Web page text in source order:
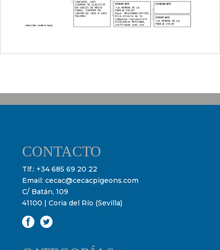
CONTACTO
Tlf.: +34 685 69 20 22
Email: cecac@cecacpigeons.com
C/ Batán, 109
41100 | Coria del Río (Sevilla)